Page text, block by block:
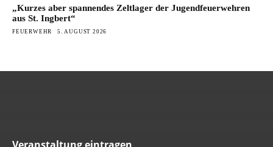
„Kurzes aber spannendes Zeltlager der Jugendfeuerwehren
aus St. Ingbert“
FEUERWEHR 5. AUGUST 2026